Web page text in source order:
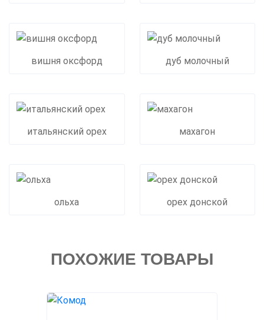
вишня оксфорд дуб молочный
итальянский орех махагон
ольха орех донской
ПОХОЖИЕ ТОВАРЫ